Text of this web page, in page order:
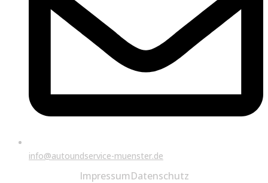
info@autoundservice-muenster.de
ImpressumDatenschutz